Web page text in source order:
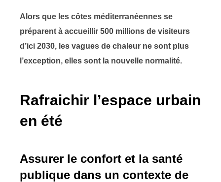
Alors que les côtes méditerranéennes se
préparent à accueillir 500 millions de visiteurs
d’ici 2030, les vagues de chaleur ne sont plus
l’exception, elles sont la nouvelle normalité.
Rafraichir l’espace urbain
en été
Assurer le confort et la santé
publique dans un contexte de